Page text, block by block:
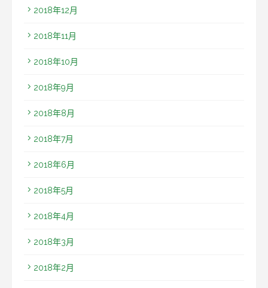
2018年12月
2018年11月
2018年10月
2018年9月
2018年8月
2018年7月
2018年6月
2018年5月
2018年4月
2018年3月
2018年2月